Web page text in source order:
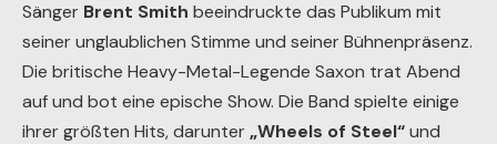
Sänger Brent Smith beeindruckte das Publikum mit
seiner unglaublichen Stimme und seiner Bühnenpräsenz.
Die britische Heavy-Metal-Legende Saxon trat Abend
auf und bot eine epische Show. Die Band spielte einige
ihrer größten Hits, darunter „Wheels of Steel“und